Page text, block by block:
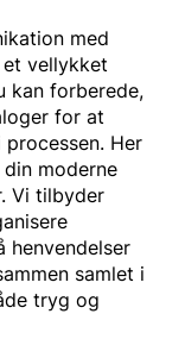
med
vellykket
kan forberede,
for at
Her
moderne
Vi tilbyder
henvendelser
samlet i
tryg og